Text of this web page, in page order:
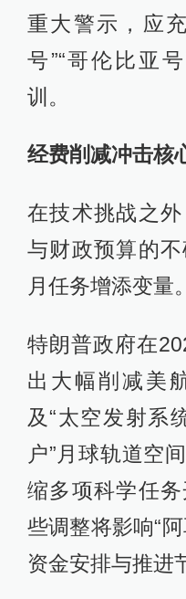
重大警示，应
号”“哥伦比亚
训。
经费削减冲击核
在技术挑战之
与财政预算的
月任务增添变量。
特朗普政府在
出大幅削减美
及“太空发射系
户”月球轨道空
缩多项科学任
些调整将影响“
资金安排与推进